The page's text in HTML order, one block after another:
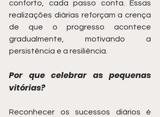
conforto, cada passo conta. Essas
realizações diárias reforçam a crença
de que o progresso acontece
gradualmente, motivando a
persistência e a resiliência.
Por que celebrar as pequenas
vitórias?
Reconhecer os sucessos diários é